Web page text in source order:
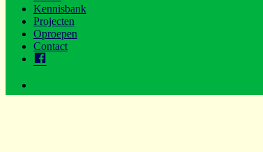
Kennisbank
Projecten
Oproepen
Contact